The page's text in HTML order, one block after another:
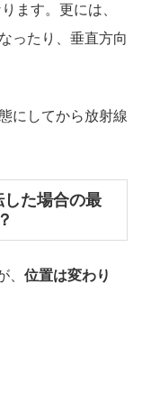
ます。更には、
ったり、垂直方向
にしてから放射線
した場合の最
、位置は変わり